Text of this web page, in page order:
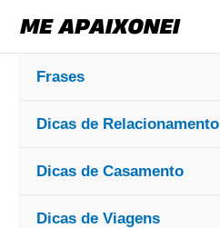
para
conteúdo
Frases
Dicas de Relacionamento
Dicas de Casamento
Dicas de Viagens